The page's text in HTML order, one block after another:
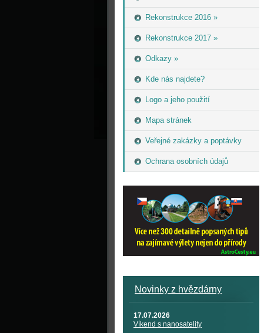
Rekonstrukce 2016 »
Rekonstrukce 2017 »
Odkazy »
Kde nás najdete?
Logo a jeho použití
Mapa stránek
Veřejné zakázky a poptávky
Ochrana osobních údajů
Novinky z hvězdárny
17.07.2026
Víkend s nanosatelity